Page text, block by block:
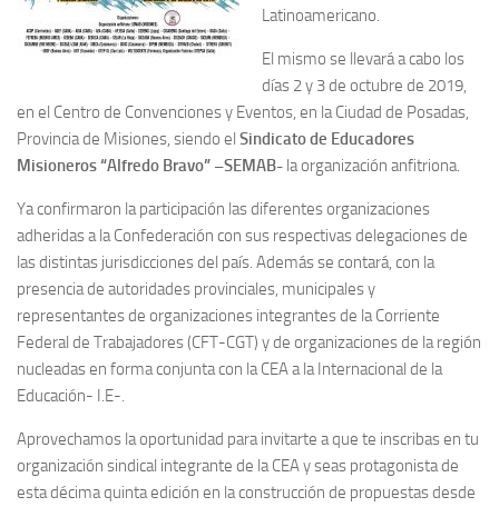
Latinoamericano.
El mismo se llevará a cabo los
días 2 y 3 de octubre de 2019,
en el Centro de Convenciones y Eventos, en la Ciudad de Posadas,
Provincia de Misiones, siendo el Sindicato de Educadores
Misioneros “Alfredo Bravo” –SEMAB- la organización anfitriona.
Ya confirmaron la participación las diferentes organizaciones
adheridas a la Confederación con sus respectivas delegaciones de
las distintas jurisdicciones del país. Además se contará, con la
presencia de autoridades provinciales, municipales y
representantes de organizaciones integrantes de la Corriente
Federal de Trabajadores (CFT-CGT) y de organizaciones de la región
nucleadas en forma conjunta con la CEA a la Internacional de la
Educación- I.E-.
Aprovechamos la oportunidad para invitarte a que te inscribas en tu
organización sindical integrante de la CEA y seas protagonista de
esta décima quinta edición en la construcción de propuestas desde